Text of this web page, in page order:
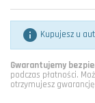
 Kupujesz u
Gwarantujemy
podczas płatności.
otrzymujesz